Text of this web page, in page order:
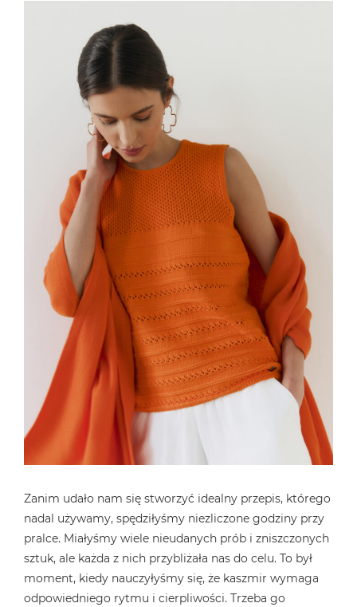
Zanim udało nam się stworzyć idealny przepis, którego
nadal używamy, spędziłyśmy niezliczone godziny przy
pralce. Miałyśmy wiele nieudanych prób i zniszczonych
sztuk, ale każda z nich przybliżała nas do celu. To był
moment, kiedy nauczyłyśmy się, że kaszmir wymaga
odpowiedniego rytmu i cierpliwości. Trzeba go